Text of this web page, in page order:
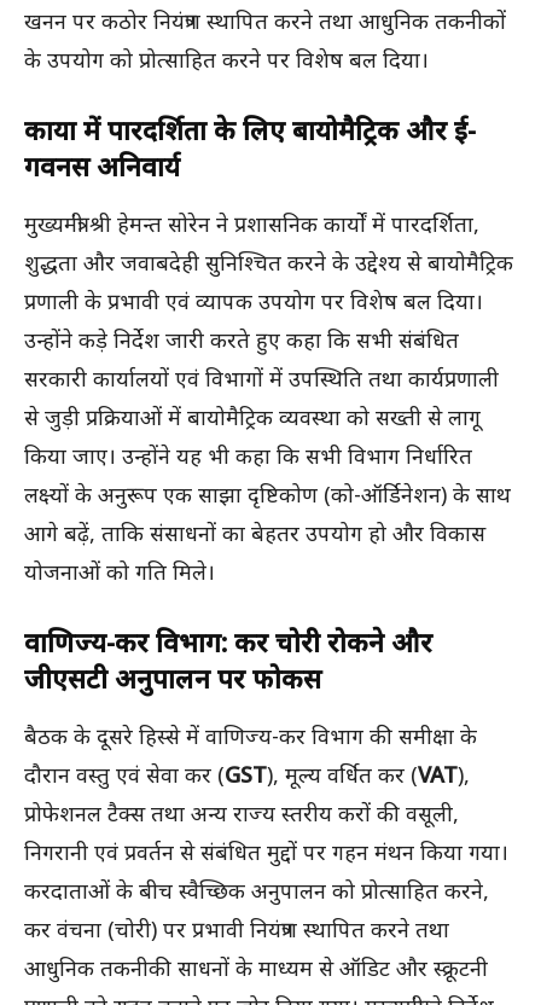
खनन पर कठोर नियंत्रण स्थापित करने तथा आधुनिक तकनीकों
के उपयोग को प्रोत्साहित करने पर विशेष बल दिया।
कार्यों में पारदर्शिता के लिए बायोमैट्रिक और ई-
गवर्नेंस अनिवार्य
मुख्यमंत्री श्री हेमन्त सोरेन ने प्रशासनिक कार्यों में पारदर्शिता,
शुद्धता और जवाबदेही सुनिश्चित करने के उद्देश्य से बायोमैट्रिक
प्रणाली के प्रभावी एवं व्यापक उपयोग पर विशेष बल दिया।
उन्होंने कड़े निर्देश जारी करते हुए कहा कि सभी संबंधित
सरकारी कार्यालयों एवं विभागों में उपस्थिति तथा कार्यप्रणाली
से जुड़ी प्रक्रियाओं में बायोमैट्रिक व्यवस्था को सख्ती से लागू
किया जाए। उन्होंने यह भी कहा कि सभी विभाग निर्धारित
लक्ष्यों के अनुरूप एक साझा दृष्टिकोण (को-ऑर्डिनेशन) के साथ
आगे बढ़ें, ताकि संसाधनों का बेहतर उपयोग हो और विकास
योजनाओं को गति मिले।
वाणिज्य-कर विभाग: कर चोरी रोकने और
जीएसटी अनुपालन पर फोकस
बैठक के दूसरे हिस्से में वाणिज्य-कर विभाग की समीक्षा के
दौरान वस्तु एवं सेवा कर (GST), मूल्य वर्धित कर (VAT),
प्रोफेशनल टैक्स तथा अन्य राज्य स्तरीय करों की वसूली,
निगरानी एवं प्रवर्तन से संबंधित मुद्दों पर गहन मंथन किया गया।
करदाताओं के बीच स्वैच्छिक अनुपालन को प्रोत्साहित करने,
कर वंचना (चोरी) पर प्रभावी नियंत्रण स्थापित करने तथा
आधुनिक तकनीकी साधनों के माध्यम से ऑडिट और स्क्रूटनी